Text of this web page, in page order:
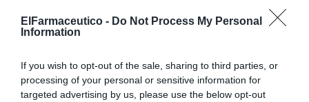
ElFarmaceutico - Do Not Process My Personal
Information
If you wish to opt-out of the sale, sharing to third parties, or
processing of your personal or sensitive information for
targeted advertising by us, please use the below opt-out
triglicéridos y apolipoproteínas, e incluso que ejerce un
bajar las dosis cuando es necesario administrar estos
fármacos24 . Además, los ácidos grasos de cadena corta
podrían inhibir la síntesis hepática de colesterol 14